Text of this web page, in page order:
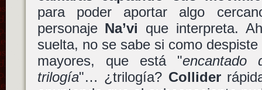
para poder aportar algo
personaje Na’vi que interpreta.
suelta, no se sabe si como
mayores, que está "encantado
trilogía"… ¿trilogía? Collider